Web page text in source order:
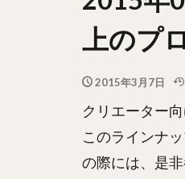
上のプ
2015年3月7日
クリエーター
このラインナ
の際には、是非